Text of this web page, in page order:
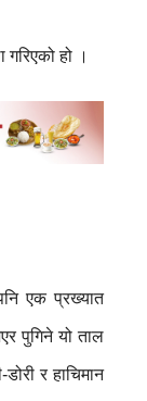
हो ।
एक प्रख्यात
पुगिने यो ताल
र हाचिमान